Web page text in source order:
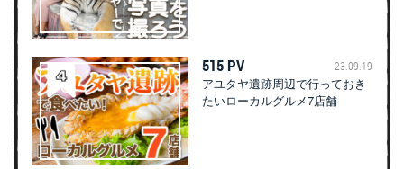
515 PV 23.09.19
アユタヤ遺跡周辺で行っておき
たいローカルグルメ7店舗